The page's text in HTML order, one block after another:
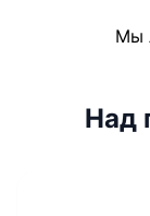
Мы
Над